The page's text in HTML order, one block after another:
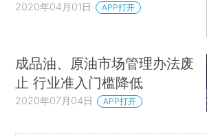
2020年04月01日 APP打开
成品油、原油市场管理办法废
止 行业准入门槛降低
2020年07月04日 APP打开